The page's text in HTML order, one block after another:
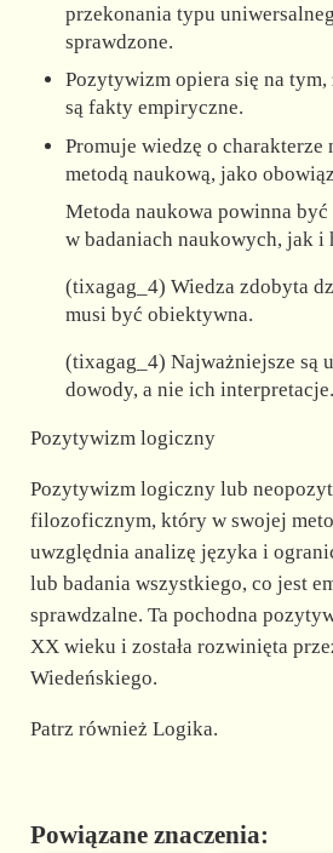
przekonania typu
sprawdzone.
Pozytywizm opiera się na
są fakty empiryczne.
Promuje wiedzę o charakterze
metodą naukową, jako
Metoda naukowa powinna być
w badaniach naukowych, jak i
(tixagag_4) Wiedza zdobyta
musi być obiektywna.
(tixagag_4) Najważniejsze są
dowody, a nie ich interpretacje.
Pozytywizm logiczny
Pozytywizm logiczny lub
filozoficznym, który w swojej
uwzględnia analizę języka i
lub badania wszystkiego, co jest
sprawdzalne. Ta pochodna
XX wieku i została rozwinięta
Wiedeńskiego.
Patrz również Logika.
Powiązane znaczenia: